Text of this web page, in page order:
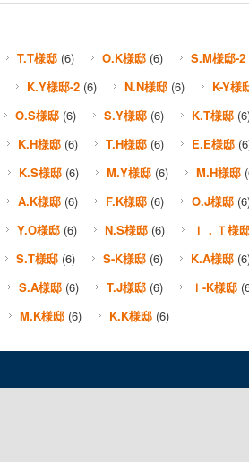
T.T様邸 (6) O.K様邸 (6) S.M様邸-2
K.Y様邸-2 (6) N.N様邸 (6)
K-Y様
O.S様邸 (6) S.Y様邸 (6) K.T様邸
K.H様邸 (6) T.H様邸 (6) E.E様邸
K.S様邸 (6) M.Y様邸 (6) M.H様邸
A.K様邸 (6) F.K様邸 (6) O.J様邸
Y.O様邸 (6) N.S様邸 (6)
Ｉ．Ｔ様
S.T様邸 (6) S-K様邸 (6) K.A様邸
S.A様邸 (6) T.J様邸 (6) Ｉ-K様邸
M.K様邸 (6) K.K様邸 (6)